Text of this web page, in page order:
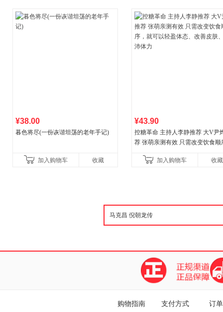
¥38.00
暮色将尽(一份诙谐坦荡的老年手记)
加入购物车 收藏
¥43.90
控糖革命 主持人李静推荐 大V尹
荐 张萌亲测有效 只需改变饮食顺
加入购物车 收藏
购物指南 支付方式 订